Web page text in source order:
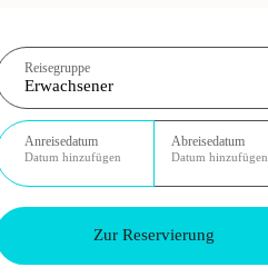
Reisegruppe
Erwachsener
Anreisedatum
Datum hinzufügen
Abreisedatum
Datum hinzufügen
Zur Reservierung